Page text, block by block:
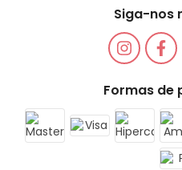
Siga-nos
Formas de